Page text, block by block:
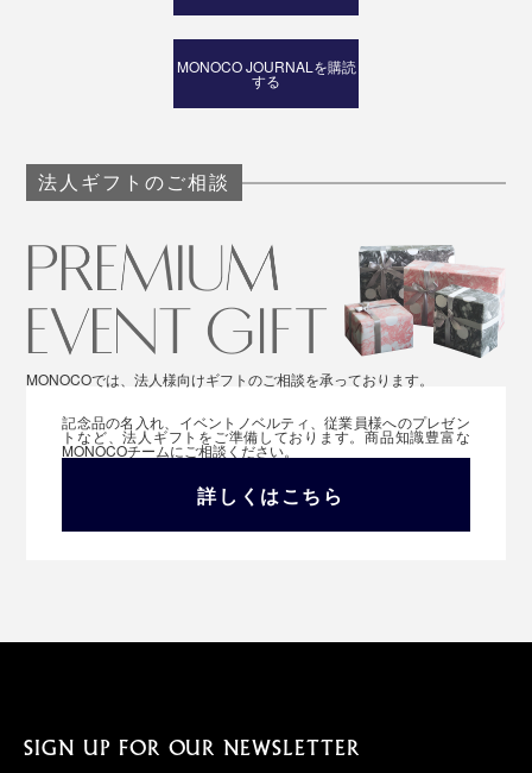
MONOCO JOURNALを購読
する
法人ギフトのご相談
MONOCOでは、法人様向けギフトのご相談を承っております。
記念品の名入れ、イベントノベルティ、従業員様へのプレゼン
トなど、法人ギフトをご準備しております。商品知識豊富な
MONOCOチームにご相談ください。
詳しくはこちら
SIGN UP FOR OUR NEWSLETTER